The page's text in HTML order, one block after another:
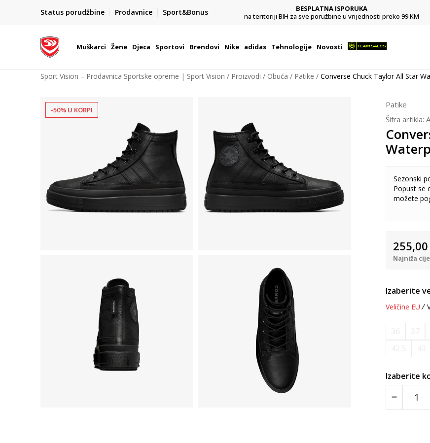
Status porudžbine Prodavnice Sport&Bonus
POZOVITE NAS NA : 055/490-400
Pon-Pet od 9h - 16h
BESPLATNA ISPORUKA
na teritoriji BIH za sve poružbine u vrijednosti preko 99 KM
Muškarci Žene Djeca Sportovi Brendovi Nike adidas Tehnologije Novosti
Sport Vision – Prodavnica Sportske opreme | Sport Vision Proizvodi Obuća Patike Converse Chuck Taylor All Star
-50% U KORPI
Patike
Šifra artikla:
Sezonski
Popust se
možete
255,00
Najniža
Izaberite
Veličine EU
Izaberite